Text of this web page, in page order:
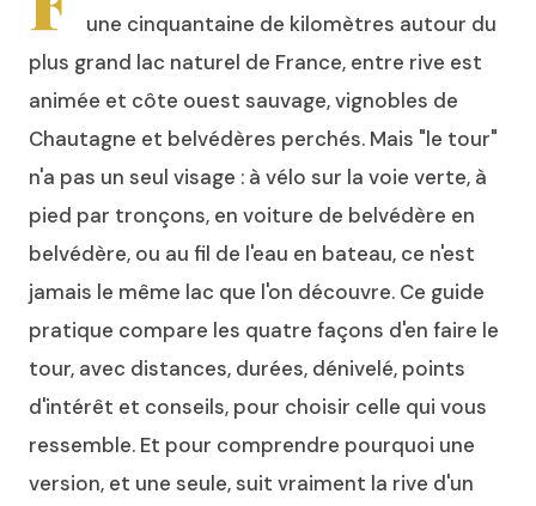
une cinquantaine de kilomètres autour du
plus grand lac naturel de France, entre rive est
animée et côte ouest sauvage, vignobles de
Chautagne et belvédères perchés. Mais "le tour"
n'a pas un seul visage : à vélo sur la voie verte, à
pied par tronçons, en voiture de belvédère en
belvédère, ou au fil de l'eau en bateau, ce n'est
jamais le même lac que l'on découvre. Ce guide
pratique compare les quatre façons d'en faire le
tour, avec distances, durées, dénivelé, points
d'intérêt et conseils, pour choisir celle qui vous
ressemble. Et pour comprendre pourquoi une
version, et une seule, suit vraiment la rive d'un